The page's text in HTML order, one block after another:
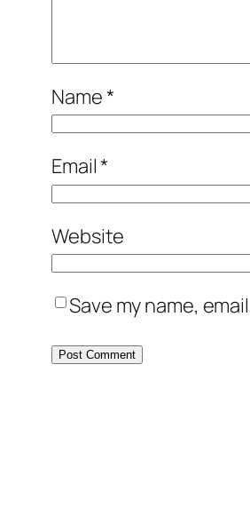
Name*
Email*
Website
Save my name,